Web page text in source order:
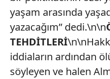
yaşam arasında
yazacağım” dedi.\n\n
TEHDİTLERİ
iddiaların ardından
söyleyen ve halen